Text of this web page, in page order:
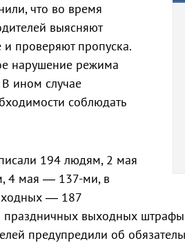
что во время
выясняют
проверяют пропуска.
нарушение режима
ином случае
соблюдать
194 людям, 2 мая
4 мая — 137-ми, в
— 187
праздничных выходных
предупредили об